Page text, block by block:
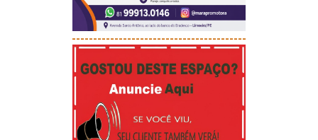
-----------------------------------------